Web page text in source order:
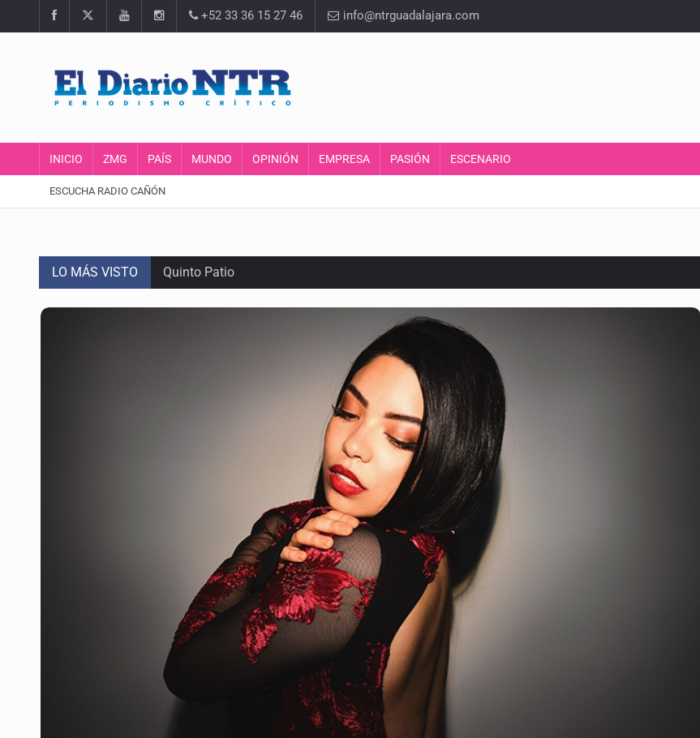
+52 33 36 15 27 46 info@ntrguadalajara.com
INICIO ZMG PAÍS MUNDO OPINIÓN EMPRESA PASIÓN ESCENARIO
ESCUCHA RADIO CAÑÓN
LO MÁS VISTO Quinto Patio
Créditos fiscales por anomalías suman 1,775 mdp
Tiene Zapopan las colonias más caras del país para vivir
Vecinos de Torre A en Latitud Providencia acusan fallas estructurales
3.5 millones de jaliscienses, sin trabajo digno
IMSS Jalisco concreta dos donaciones multiorgánicas
Anuncian actividades por Mes de Juventudes
Se cumplió plazo y continúan las fallas en Siteur
Anuncian comité ciudadano para exigir la liberación de Ernesto Ruffo